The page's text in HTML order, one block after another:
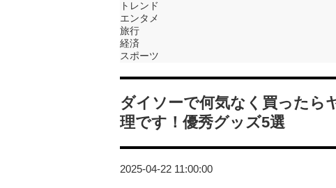
トレンド
エンタメ
旅行
経済
スポーツ
ダイソーで何気なく買った
理です！優秀グッズ5選
2025-04-22 11:00:00